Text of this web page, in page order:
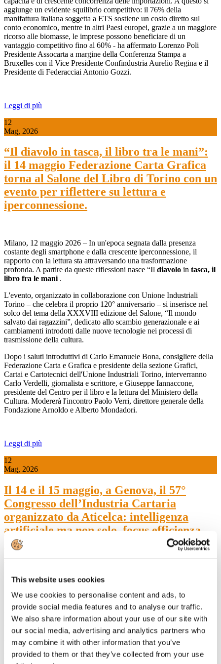
This website uses cookies
We use cookies to personalise content and ads, to
provide social media features and to analyse our traffic.
We also share information about your use of our site with
our social media, advertising and analytics partners who
may combine it with other information that you’ve
provided to them or that they’ve collected from your use
aggiunge un evidente squilibrio competitivo: il 76% della
manifattura italiana soggetta a ETS sostiene un costo diretto sul
conto economico, mentre in altri Paesi europei, grazie a un maggiore
ricorso alle biomasse, le imprese possono beneficiare di un
vantaggio competitivo fino al 60% - ha affermato Lorenzo Poli
Presidente Assocarta a margine della Conferenza Stampa a
Bruxelles con il Vice Presidente Confindustria Aurelio Regina e il
Presidente di Federacciai Antonio Gozzi.
Leggi di più
12
Mag, 2026
“Il diavolo in tasca, il libro tra le mani”:
il 14 maggio Federazione Carta Grafica
torna al Salone del Libro di Torino con un
evento per riflettere su lettura e
iperconnessione.
Milano, 12 maggio 2026 – In un'epoca segnata dalla presenza
costante degli smartphone e dalla crescente iperconnessione, il
rapporto con la lettura sta attraversando una trasformazione
profonda. A partire da queste riflessioni nasce “Il diavolo in tasca, il
libro fra le mani .
L'evento, organizzato in collaborazione con Unione Industriali
Torino – che celebra il proprio 120° anniversario – si inserisce nel
solco del tema della XXXVIII edizione del Salone, “Il mondo
salvato dai ragazzini”, dedicato allo scambio generazionale e ai
cambiamenti introdotti dalle nuove tecnologie nei processi di
trasmissione della cultura.
Dopo i saluti introduttivi di Carlo Emanuele Bona, consigliere della
Federazione Carta e Grafica e presidente della sezione Grafici,
Cartai e Cartotecnici dell'Unione Industriali Torino, interverranno
Carlo Verdelli, giornalista e scrittore, e Giuseppe Iannaccone,
presidente del Centro per il libro e la lettura del Ministero della
Cultura. Modererà l'incontro Paolo Verri, direttore generale della
Fondazione Arnoldo e Alberto Mondadori.
Leggi di più
12
Mag, 2026
Il 14 e il 15 maggio, a Genova, il 57°
Congresso dell’Industria Cartaria
organizzato da Aticelca: intelligenza
artificiale ma non solo, focus efficienza
energetica, innovazione, riciclo degli
Il 14 e 15 maggio 2026 presso i Magazzini del Cotone del Porto
Antico di Genova si terrà il 57° Congresso dell'Industria
Cartariaorganizzato da Aticelca - Associazione Tecnica Italiana
per la Cellulosa e la Carta, braccio tecnico di Assocarta - con il
patrocinio del Comune di Genova e di Assocarta, appuntamento
annuale per la filiera cartaria italiana.
Particolare attenzione sarà dedicata al tema dell'intelligenza con la